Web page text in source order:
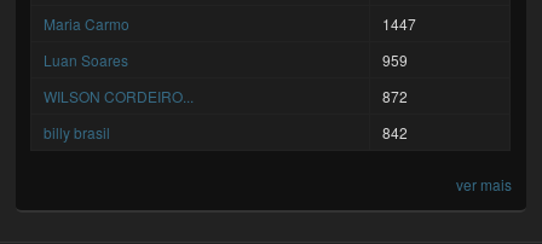
Maria Carmo
1447
Luan Soares
959
WILSON CORDEIRO...
872
billy brasil
842
ver mais